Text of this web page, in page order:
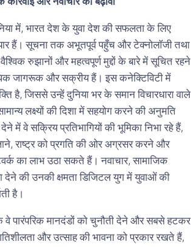
में, भारत देश के युवा देश की सफलता के लिए
हैं। सूचना तक अभूतपूर्व पहुँच और टेक्नोलॉजी तथा
रुझानों और महत्वपूर्ण मुद्दों के बारे में सूचित रहने
जागरूक और सक्रीय हैं। इस कनेक्टिविटी में
है, जिससे उन्हें दुनिया भर के समान विचारधारा वाले
लक्ष्यों की दिशा में सहयोग करने की अनुमति
में वे सक्रिय प्रतिभागियों की भूमिका निभा रहे हैं,
राष्ट्र को प्रगति की ओर अग्रसर करने और
का लाभ उठा सकते हैं। नवाचार, सामाजिक
देने की उनकी क्षमता डिजिटल युग में युवाओं की
है।
पारंपरिक मानदंडों को चुनौती देने और सबसे हटकर
और उत्साह की भावना को प्रकार रखते हैं,